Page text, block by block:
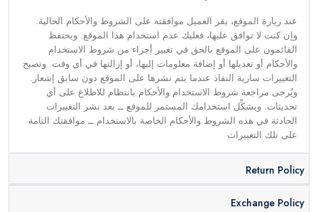
عند زيارة الموقع، يقر العميل موافقته على الشروط والأحكام الحالية.
وإن كنت لا توافق عليها، فعليك عدم استخدام هذا الموقع. ويحتفظ
القائمون على الموقع بالحق في تغيير أجزاء من شروط الاستخدام
والأحكام أو تعديلها أو إضافة معلومات إليها، أو إزالتها في أي وقت. وتصبح
التغييرات سارية النفاذ عندما يتم نشرها على الموقع دون سابق إشعار.
ويُرجى مراجعة شروط الاستخدام والأحكام بانتظام للاطلاع على أي
تحديثات. ويشكِّل استخدامك المستمر للموقع ــ بعد نشر التغييرات
الحادثة في هذه الشروط والأحكام الخاصة بالاستخدام ــ موافقتك التامة
على تلك التغييرات
Return Policy
Exchange Policy